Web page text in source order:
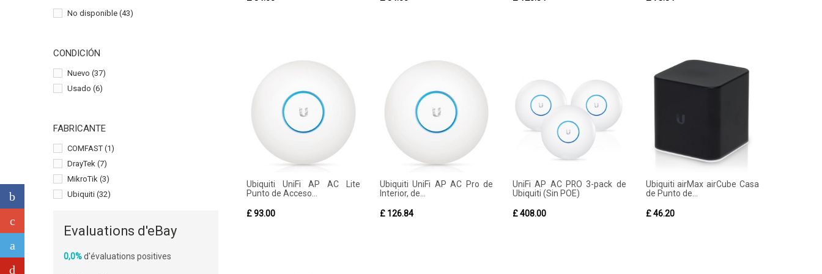
No disponible (43)
CONDICIÓN
Nuevo (37)
Usado (6)
FABRICANTE
COMFAST (1)
DrayTek (7)
MikroTik (3)
Ubiquiti (32)
Evaluations d'eBay
0,0%d'évaluations positives
Ubiquiti UniFi AP AC Lite
Punto de Acceso...
£ 93.00
Ubiquiti UniFi AP AC Pro de
Interior, de...
£ 126.84
UniFi AP AC PRO 3-pack de
Ubiquiti (Sin POE)
£ 408.00
Ubiquiti airMax airCube Casa
de Punto de...
£ 46.20